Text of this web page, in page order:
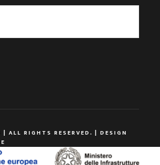
ALL RIGHTS RESERVED. | DESIGN